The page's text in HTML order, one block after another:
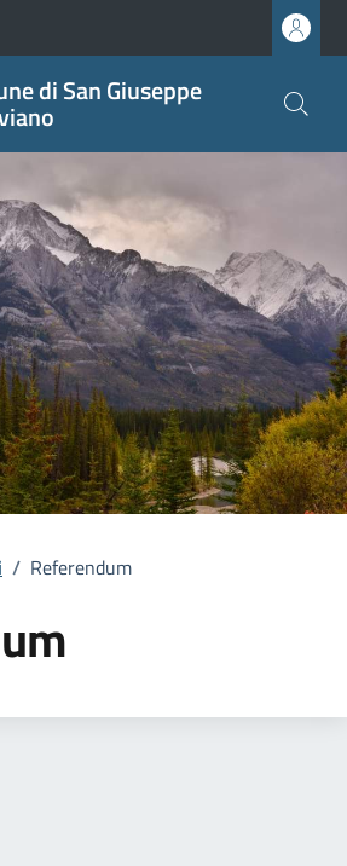
di San Giuseppe
/ Referendum
notizia